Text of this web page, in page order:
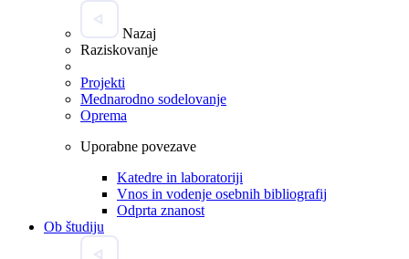
Nazaj
Raziskovanje
Projekti
Mednarodno sodelovanje
Oprema
Uporabne povezave
Katedre in laboratoriji
Vnos in vodenje osebnih bibliografij
Odprta znanost
Ob študiju